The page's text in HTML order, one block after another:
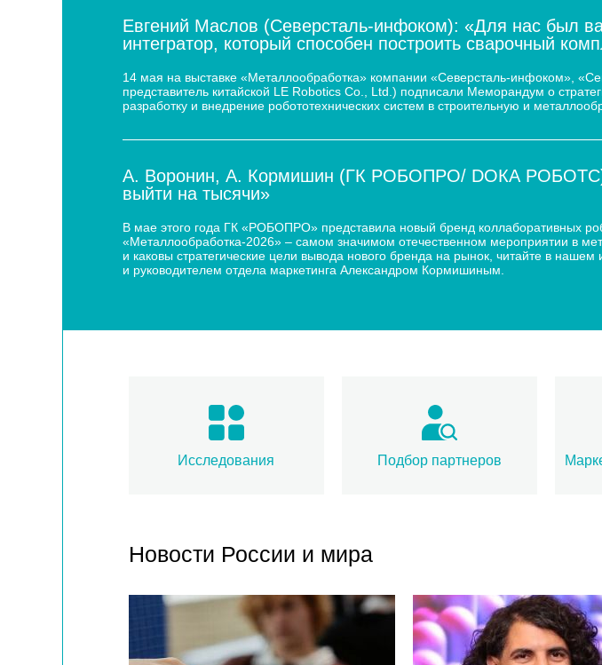
Евгений Маслов (Северсталь-инфоком): «Для нас был
интегратор, который способен построить сварочный
14 мая на выставке «Металлообработка» компании «Северсталь-инфоком»,
представитель китайской LE Robotics Co., Ltd.) подписали Меморандум о
разработку и внедрение робототехнических систем в строительную и
А. Воронин, А. Кормишин (ГК РОБОПРО/ DOКА РОБОТС):
выйти на тысячи»
В мае этого года ГК «РОБОПРО» представила новый бренд коллаборативных
«Металлообработка-2026» – самом значимом отечественном мероприятии в
и каковы стратегические цели вывода нового бренда на рынок, читайте в
и руководителем отдела маркетинга Александром Кормишиным.
Исследования Подбор партнеров
Новости России и мира